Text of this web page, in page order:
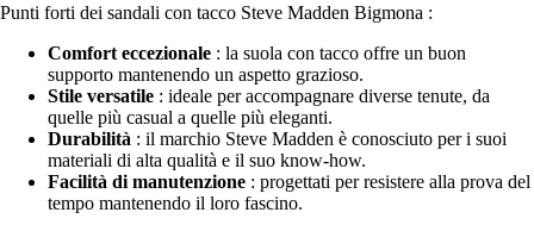
Punti forti dei sandali con tacco Steve Madden Bigmona :
Comfort eccezionale : la suola con tacco offre un buon
supporto mantenendo un aspetto grazioso.
Stile versatile : ideale per accompagnare diverse tenute, da
quelle più casual a quelle più eleganti.
Durabilità : il marchio Steve Madden è conosciuto per i suoi
materiali di alta qualità e il suo know-how.
Facilità di manutenzione : progettati per resistere alla prova del
tempo mantenendo il loro fascino.